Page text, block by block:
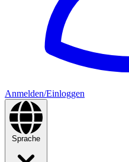
Anmelden/Einloggen
Sprache